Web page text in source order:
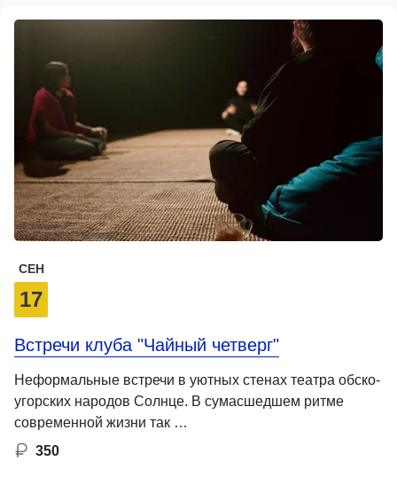
СЕН
17
Встречи клуба "Чайный четверг"
Неформальные встречи в уютных стенах театра обско-
угорских народов Солнце. В сумасшедшем ритме
современной жизни так …
350